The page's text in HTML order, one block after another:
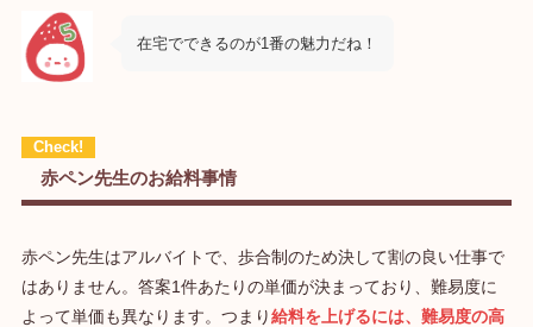
在宅でできるのが1番の魅力だね！
赤ペン先生のお給料事情
赤ペン先生はアルバイトで、歩合制のため決して割の良い仕事で
はありません。答案1件あたりの単価が決まっており、難易度に
よって単価も異なります。つまり給料を上げるには、難易度の高